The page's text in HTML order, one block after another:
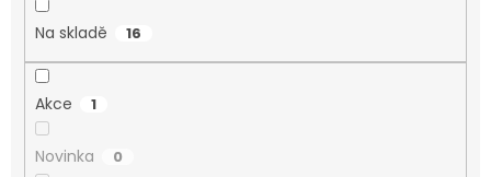
Na skladě 16
Akce 1
Novinka 0